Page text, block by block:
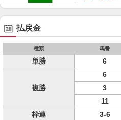
払戻金
種類 馬番
単勝 6
複勝
6
3
11
枠連
3-6